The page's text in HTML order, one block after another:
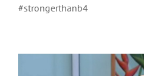
#strongerthanb4